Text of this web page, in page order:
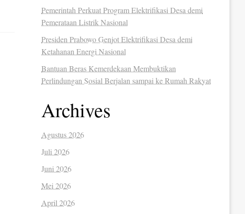
Pemerintah Perkuat Program Elektrifikasi Desa demi
Pemerataan Listrik Nasional
Presiden Prabowo Genjot Elektrifikasi Desa demi
Ketahanan Energi Nasional
Bantuan Beras Kemerdekaan Membuktikan
Perlindungan Sosial Berjalan sampai ke Rumah Rakyat
Archives
Agustus 2026
Juli 2026
Juni 2026
Mei 2026
April 2026